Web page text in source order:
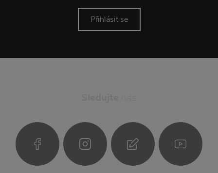
Přihlásit se